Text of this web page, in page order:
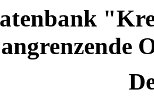
angrenzende